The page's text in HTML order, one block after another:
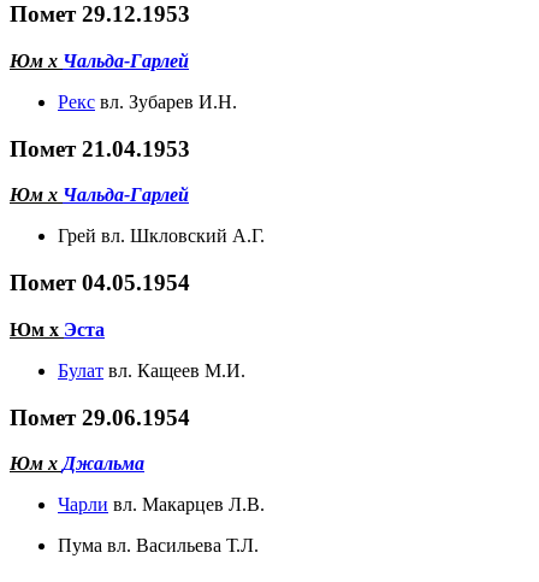
Помет 29.12.1953
Юм х Чальда-Гарлей
Рекс вл. Зубарев И.Н.
Помет 21.04.1953
Юм х Чальда-Гарлей
Грей вл. Шкловский А.Г.
Помет 04.05.1954
Юм х Эста
Булат вл. Кащеев М.И.
Помет 29.06.1954
Юм х Джальма
Чарли вл. Макарцев Л.В.
Пума вл. Васильева Т.Л.